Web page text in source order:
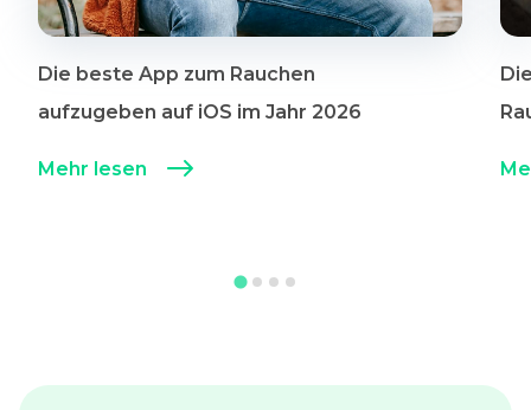
Die beste App zum Rauchen
aufzugeben auf iOS im Jahr 2026
Mehr lesen